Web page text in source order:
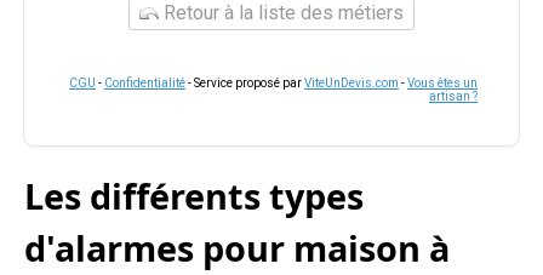
Retour à la liste des métiers
CGU - Confidentialité- Service proposé parViteUnDevis.com -Vous êtes un
artisan ?
Les différents types
d'alarmes pour maison à